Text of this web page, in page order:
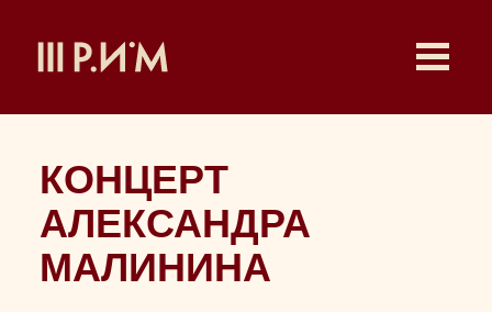
КОНЦЕРТ
АЛЕКСАНДРА
МАЛИНИНА